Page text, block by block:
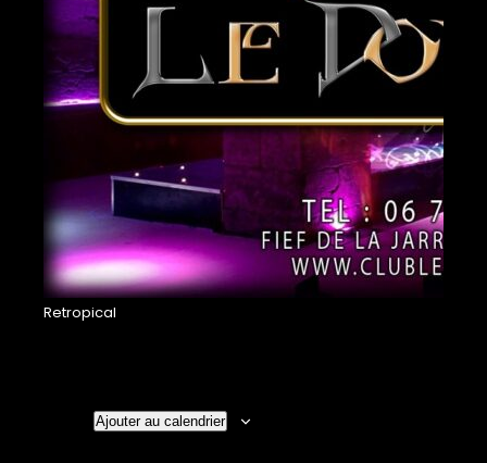
Retropical
Ajouter au calendrier